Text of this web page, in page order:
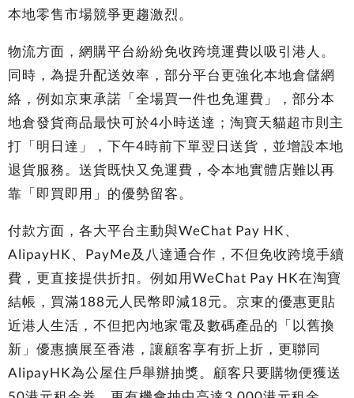
本地零售市場競爭更趨激烈。
物流方面，網購平台紛紛免收跨境運費以吸引港人。
同時，為提升配送效率，部分平台更強化本地倉儲網
絡，例如京東承諾「全場買一件也免運費」，部分本
地倉發貨商品最快可於4小時送達；淘寶天貓超市則主
打「明日達」，下午4時前下單翌日送貨，並增設本地
退貨服務。送貨既快又免運費，令本地實體店難以再
靠「即買即用」的優勢留客。
付款方面，各大平台主動與WeChat Pay HK、
AlipayHK、PayMe及八達通合作，不但免收跨境手續
費，更直接提供折扣。例如用WeChat Pay HK在淘寶
結帳，買滿188元人民幣即減18元。京東的優惠更貼
近港人生活，不但把內地家電及數碼產品的「以舊換
新」優惠擴展至香港，讓顧客享有折上折，更聯同
AlipayHK為公屋住戶舉辦抽獎。顧客只要購物便獲送